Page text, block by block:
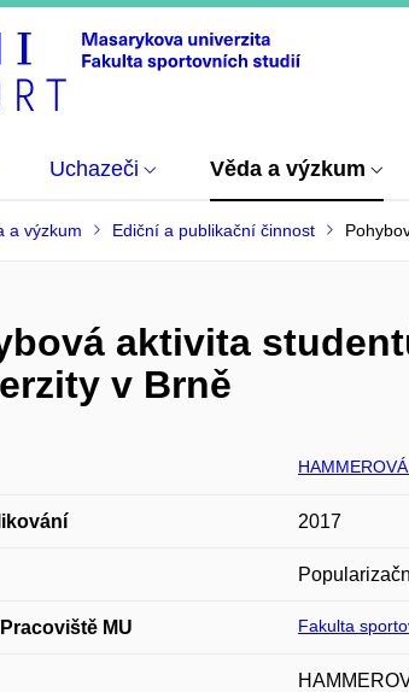
Uchazeči Věda a výzkum
a výzkum Ediční a publikační činnost
aktivita
v Brně
2017
MU Fakulta